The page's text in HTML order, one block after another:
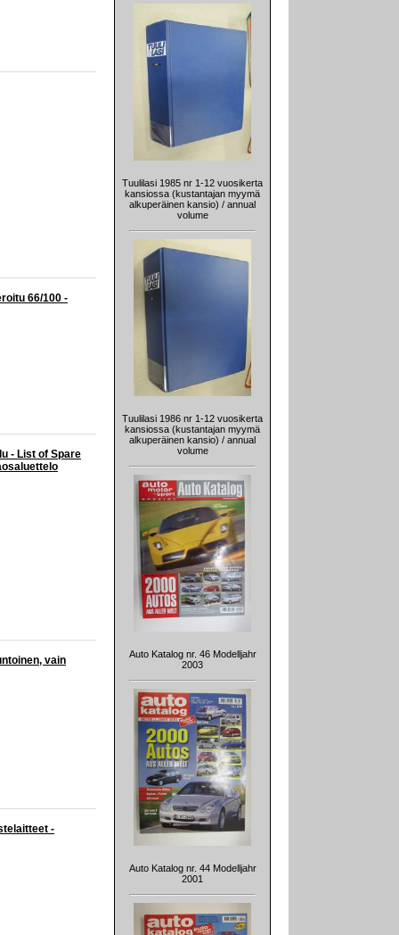
66/100 -
- List of Spare
vain
-
Tuulilasi 1985 nr 1-12 vuosikerta
kansiossa (kustantajan myymä
alkuperäinen kansio) / annual
volume
Tuulilasi 1986 nr 1-12 vuosikerta
kansiossa (kustantajan myymä
alkuperäinen kansio) / annual
volume
Auto Katalog nr. 46 Modelljahr
2003
Auto Katalog nr. 44 Modelljahr
2001